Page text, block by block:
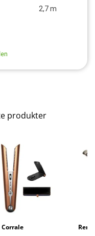
2,7 m
produkter
Corrale